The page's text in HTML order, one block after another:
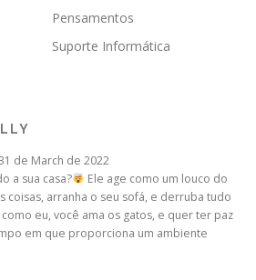
Pensamentos
Suporte Informática
de March de 2022
a sua casa?
Ele age como um louco do
coisas, arranha o seu sofá, e derruba tudo
como eu, você ama os gatos, e quer ter paz
em que proporciona um ambiente